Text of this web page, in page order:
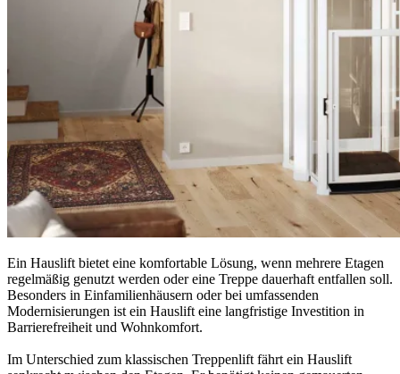
Ein Hauslift bietet eine komfortable Lösung, wenn mehrere Etagen
regelmäßig genutzt werden oder eine Treppe dauerhaft entfallen soll.
Besonders in Einfamilienhäusern oder bei umfassenden
Modernisierungen ist ein Hauslift eine langfristige Investition in
Barrierefreiheit und Wohnkomfort.
Im Unterschied zum klassischen Treppenlift fährt ein Hauslift